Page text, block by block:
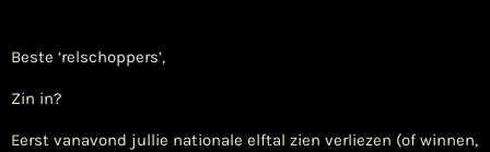
Beste ‘relschoppers’,
Zin in?
Eerst vanavond jullie nationale elftal zien verliezen (of winnen,